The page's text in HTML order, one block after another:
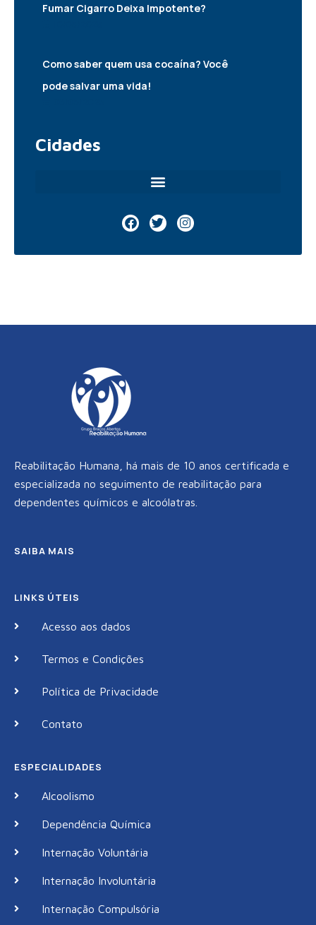
Fumar Cigarro Deixa Impotente?
Como saber quem usa cocaína? Você
pode salvar uma vida!
Cidades
F
a
e
T
w
t
I
n
t
Reabilitação Humana, há mais de 10 anos certificada e
especializada no seguimento de reabilitação para
dependentes químicos e alcoólatras.
SAIBA MAIS
LINKS ÚTEIS
Acesso aos dados
Termos e Condições
Política de Privacidade
Contato
ESPECIALIDADES
Alcoolismo
Dependência Química
Internação Voluntária
Internação Involuntária
Internação Compulsória